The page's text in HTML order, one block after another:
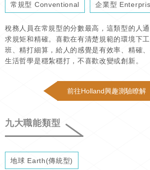
常規型 Conventional 企業型
稅務人員在常規型的分數最高，這類型的人
求規矩和精確。喜歡在有清楚規範的環境下
班、精打細算，給人的感覺是有效率、精確
生活哲學是穩紮穩打，不喜歡改變或創新。
前往Holland興趣測驗瞭解
九大職能類型
地球 Earth(傳統型)